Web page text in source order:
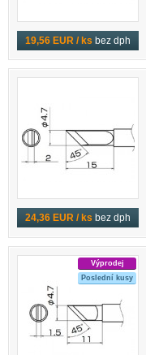
19,56 EUR / ks bez dph
24,36 EUR / ks bez dph
Výprodej
Poslední kusy